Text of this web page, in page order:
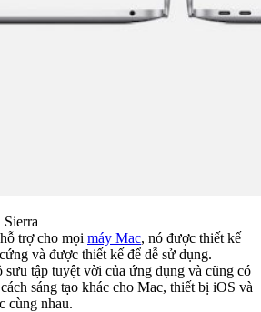
trợ cho mọi máy Mac, nó được thiết kế
và được thiết kế để dễ sử dụng.
sưu tập tuyệt vời của ứng dụng và cũng có
sáng tạo khác cho Mac, thiết bị iOS và
cùng nhau.